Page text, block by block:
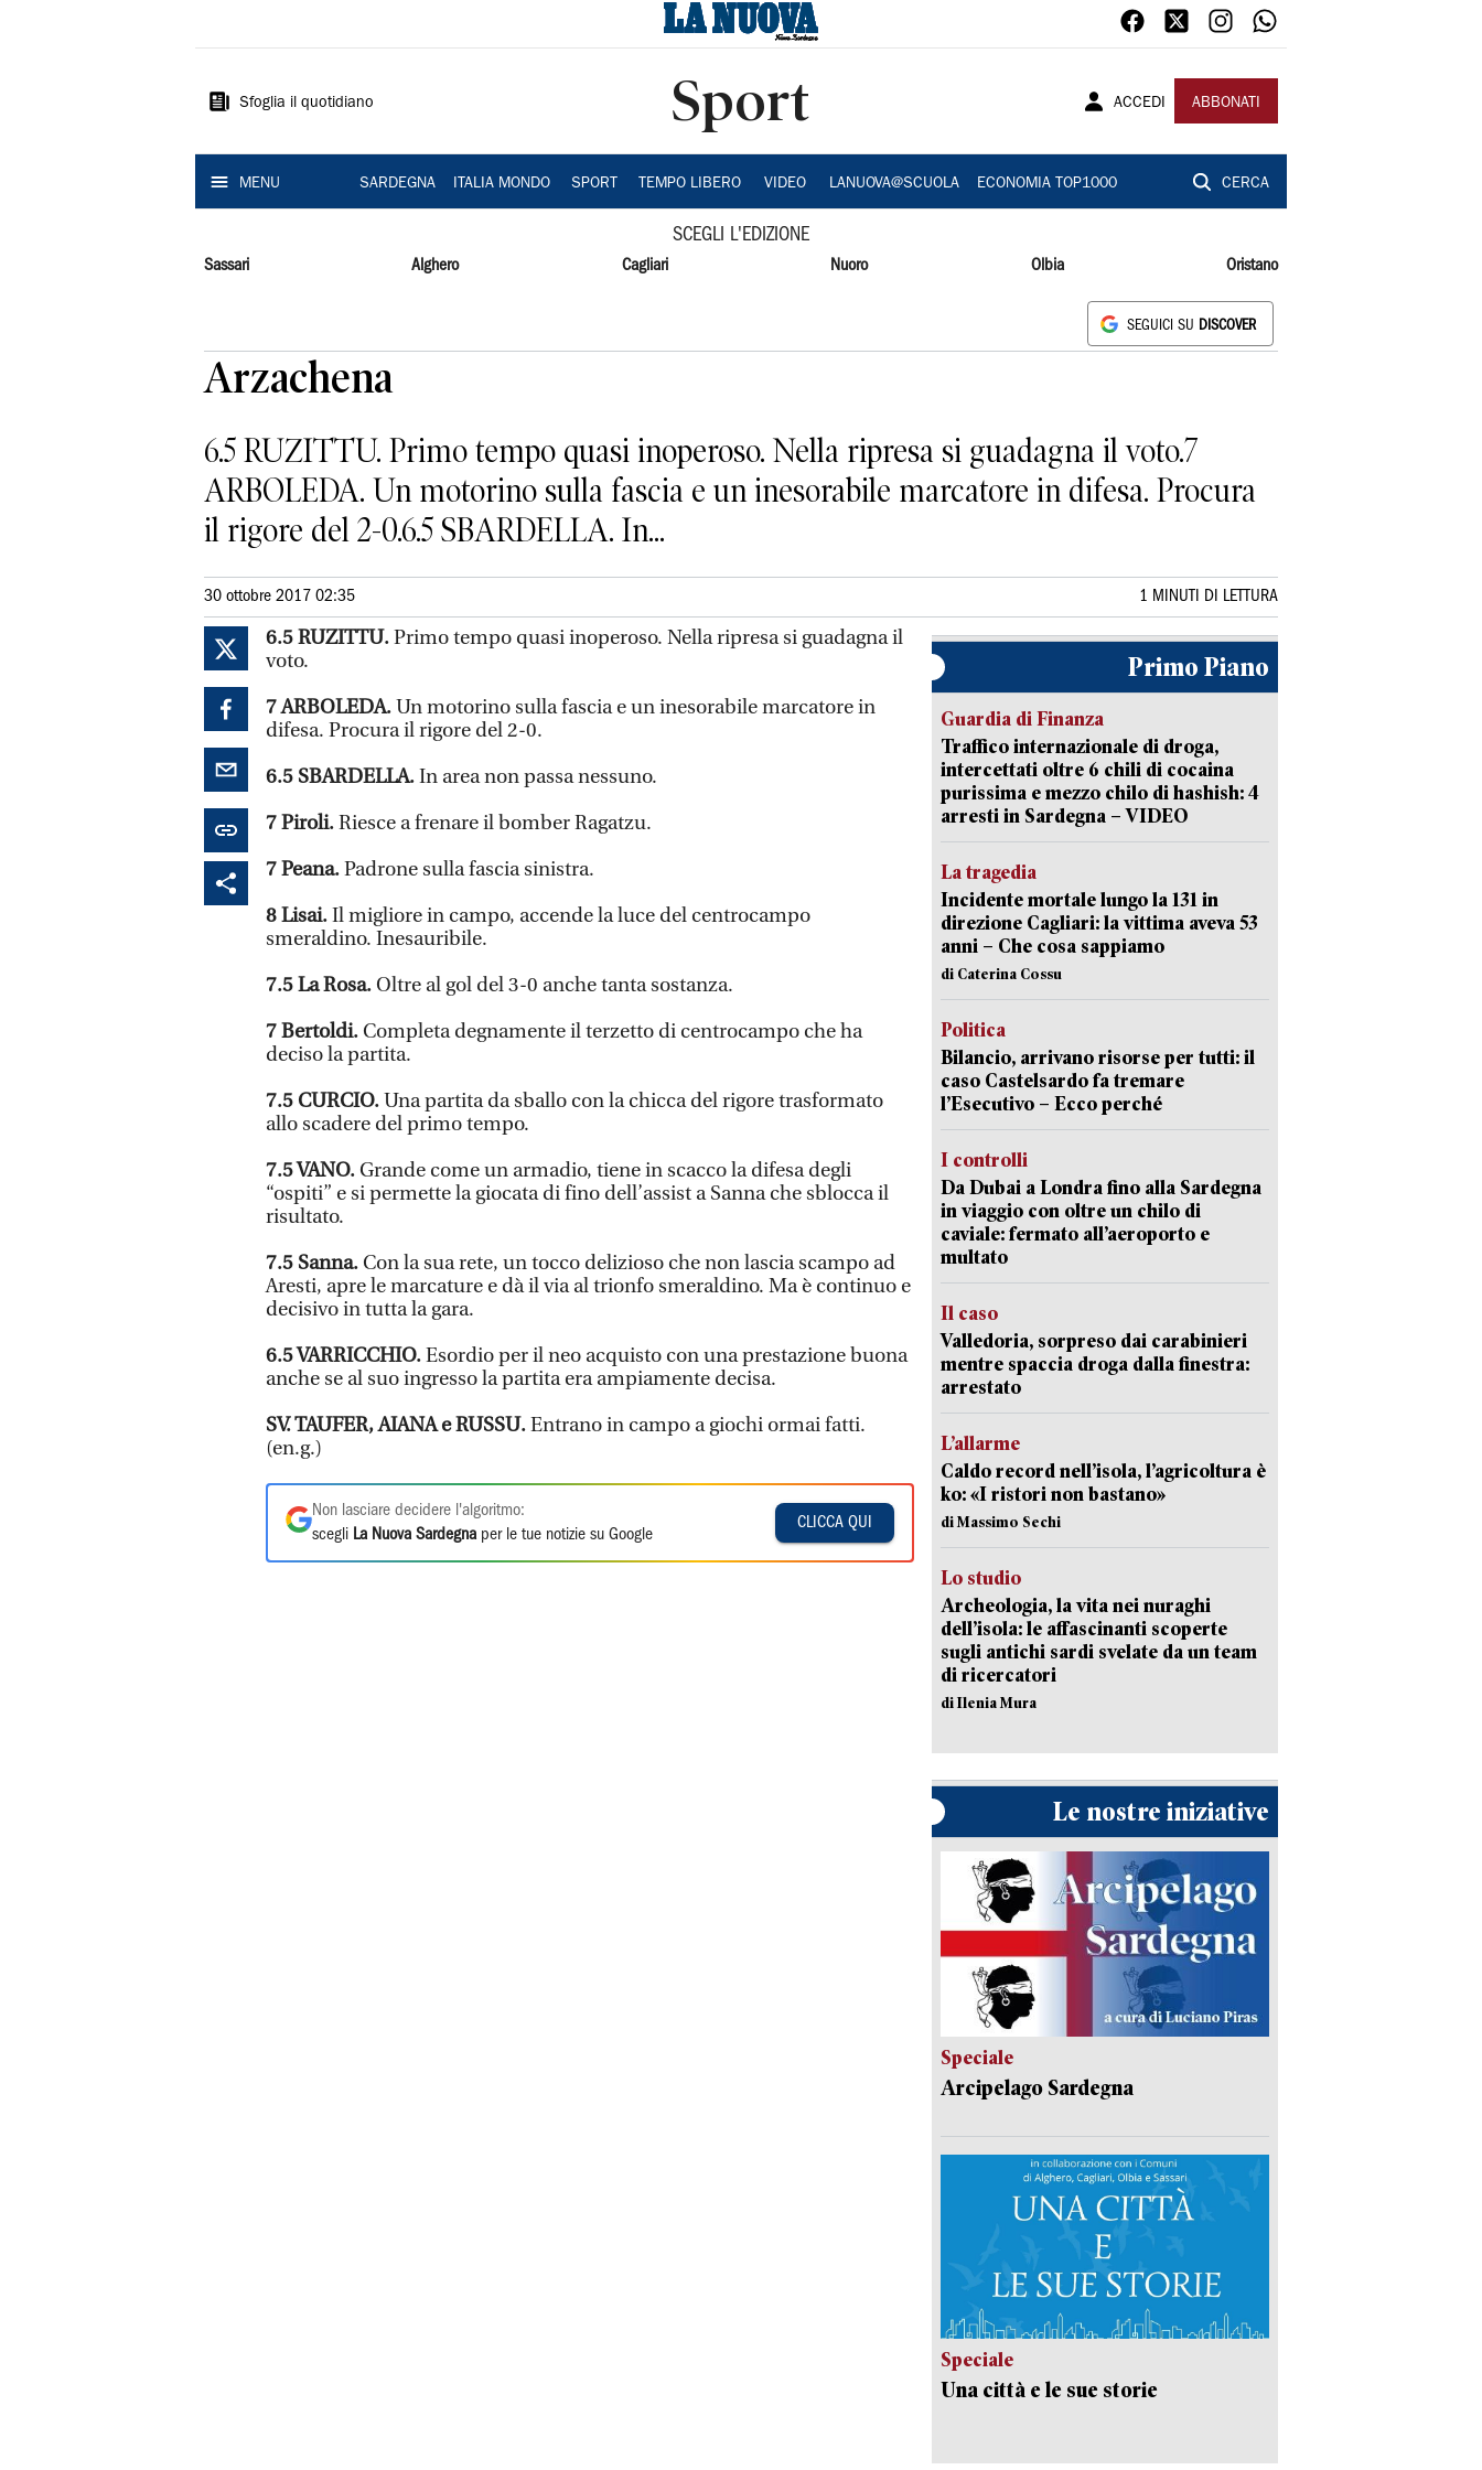
Sardegna
Sfoglia il quotidiano Sport ACCEDI ABBONATI
MENU SARDEGNA ITALIA MONDO SPORT TEMPO LIBERO VIDEO LANUOVA@SCUOLA ECONOMIA TOP1000 CERCA
SCEGLI L'EDIZIONE
Sassari Alghero Cagliari Nuoro Olbia Oristano
SEGUICI SU DISCOVER
Arzachena
6.5 RUZITTU. Primo tempo quasi inoperoso. Nella ripresa si guadagna il voto.7
ARBOLEDA. Un motorino sulla fascia e un inesorabile marcatore in difesa. Procura
il rigore del 2-0.6.5 SBARDELLA. In...
30 ottobre 2017 02:35 1 MINUTI DI LETTURA
6.5RUZITTU.Primo tempo quasi inoperoso. Nella ripresa si guadagna il
voto.
7ARBOLEDA.Un motorino sulla fascia e un inesorabile marcatore in
difesa. Procura il rigore del 2-0.
6.5 SBARDELLA.In area non passa nessuno.
7Piroli.Riesce a frenare il bomber Ragatzu.
7Peana.Padrone sulla fascia sinistra.
8Lisai.Il migliore in campo, accende la luce del centrocampo
smeraldino. Inesauribile.
7.5La Rosa. Oltre al gol del 3-0 anche tanta sostanza.
7Bertoldi. Completa degnamente il terzetto di centrocampo che ha
deciso la partita.
7.5 CURCIO.Una partita da sballo con la chicca del rigore trasformato
allo scadere del primo tempo.
7.5VANO.Grande come un armadio, tiene in scacco la difesa degli
“ospiti” e si permette la giocata di fino dell’assist a Sanna che sblocca il
risultato.
7.5 Sanna. Con la sua rete, un tocco delizioso che non lascia scampo ad
Aresti, apre le marcature e dà il via al trionfo smeraldino. Ma è continuo e
decisivo in tutta la gara.
6.5VARRICCHIO.Esordio per il neo acquisto con una prestazione buona
anche se al suo ingresso la partita era ampiamente decisa.
SV.TAUFER, AIANA e RUSSU.Entrano in campo a giochi ormai fatti.
(en.g.)
Non lasciare decidere l'algoritmo:
scegli La Nuova Sardegna per le tue notizie su Google
CLICCA QUI
Primo Piano
Guardia di Finanza
Traffico internazionale di droga,
intercettati oltre 6 chili di cocaina
purissima e mezzo chilo di hashish: 4
arresti in Sardegna – VIDEO
La tragedia
Incidente mortale lungo la 131 in
direzione Cagliari: la vittima aveva 53
anni – Che cosa sappiamo
di Caterina Cossu
Politica
Bilancio, arrivano risorse per tutti: il
caso Castelsardo fa tremare
l’Esecutivo – Ecco perché
I controlli
Da Dubai a Londra fino alla Sardegna
in viaggio con oltre un chilo di
caviale: fermato all’aeroporto e
multato
Il caso
Valledoria, sorpreso dai carabinieri
mentre spaccia droga dalla finestra:
arrestato
L’allarme
Caldo record nell’isola, l’agricoltura è
ko: «I ristori non bastano»
di Massimo Sechi
Lo studio
Archeologia, la vita nei nuraghi
dell’isola: le affascinanti scoperte
sugli antichi sardi svelate da un team
di ricercatori
di Ilenia Mura
Le nostre iniziative
Speciale
Arcipelago Sardegna
Speciale
Una città e le sue storie